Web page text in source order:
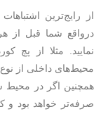
از رایج‌ترین اشتباهات
درواقع شما قبل از
محیط‌های داخلی از نوع Indoor استفاده می‌شود.